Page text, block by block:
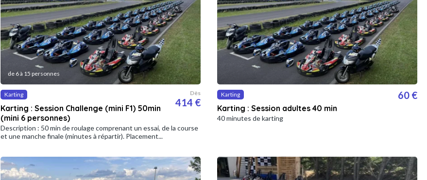
de 6 à 15 personnes
Karting
Karting : Session Challenge (mini F1) 50min
(mini 6 personnes)
Dès
414 €
Description : 50 min de roulage comprenant un essai, de la course
et une manche finale (minutes à répartir). Placement...
Karting
Karting : Session adultes 40 min
60 €
40 minutes de karting